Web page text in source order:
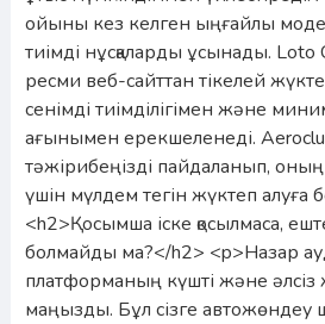
ойыны кез келген ыңғайлы
тиімді нұсқаларды ұсынады. Loto
ресми веб-сайттан тікелей
сенімді тиімділігімен және
ағынымен ерекшеленеді.
тәжірибеңізді пайдаланып, оның
үшін мүлдем тегін жүктеп алуға
<h2>Қосымша іске қосылмаса,
болмайды ма?</h2> <p>Назар
платформаның күшті және әлсіз
маңызды. Бұл сізге